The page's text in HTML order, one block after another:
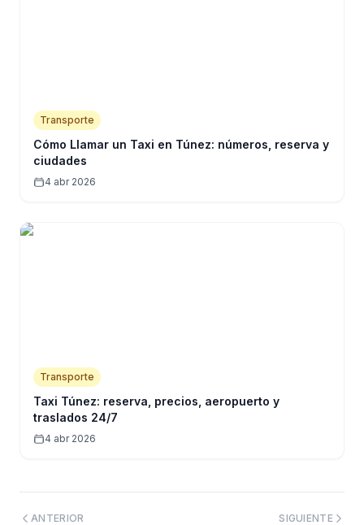
Transporte
Cómo Llamar un Taxi en Túnez: números, reserva y
ciudades
4 abr 2026
Transporte
Taxi Túnez: reserva, precios, aeropuerto y
traslados 24/7
4 abr 2026
ANTERIOR SIGUIENTE